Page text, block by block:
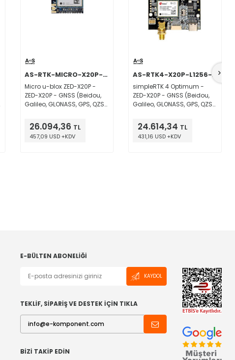
AS-RTK-MICRO-X20P-UFLTH
Micro u-blox ZED-X20P -
ZED-X20P - GNSS (Beidou,
Galileo, GLONASS, GPS, QZSS,
Evaluation Board
26.094,36 TL
457,09 USD +KDV
AS-RTK4-X20P-L1256-NH
simpleRTK 4 Optimum -
ZED-X20P - GNSS (Beidou,
Galileo, GLONASS, GPS, QZSS,
Evaluation Board
24.614,34 TL
431,16 USD +KDV
E-BÜLTEN ABONELIĞI
KAYDOL
TEKLİF, SİPARİŞ VE DESTEK İÇİN TIKLA
BIZI TAKIP EDIN